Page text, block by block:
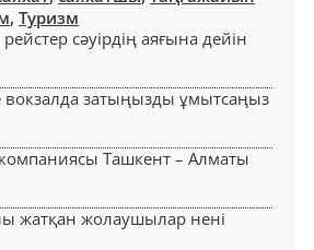
, Туризм
сәуірдің аяғына дейін
затыңызды ұмытсаңыз
Ташкент – Алматы
жатқан жолаушылар нені